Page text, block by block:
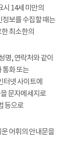
14세 미만의
정보를 수집할 때는
최소한의
명, 연락처와 같이
통화 또는
넷 사이트에
문자메세지로
등으로
어휘의 안내문을